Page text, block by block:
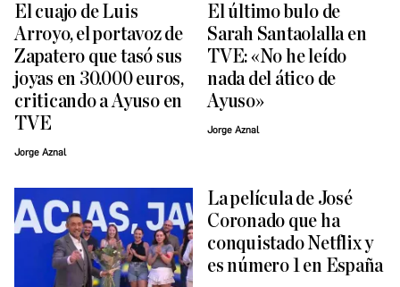
El cuajo de Luis
Arroyo, el portavoz de
Zapatero que tasó sus
joyas en 30.000 euros,
criticando a Ayuso en
TVE
Jorge Aznal
El último bulo de
Sarah Santaolalla en
TVE: «No he leído
nada del ático de
Ayuso»
Jorge Aznal
La película de José
Coronado que ha
conquistado Netflix y
es número 1 en España